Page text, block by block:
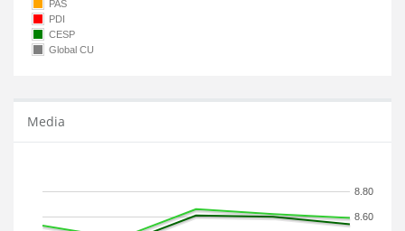
PAS
PDI
CESP
Global CU
Media
8.60
8.80